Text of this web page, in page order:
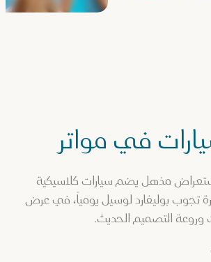
في مواتر
مذهل يضم سيارات كلاسيكية
تجوب بوليفارد لوسيل يومياً، في عرض
وروعة التصميم الحديث.